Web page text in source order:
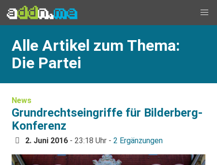
Alle Artikel zum Thema:
Die Partei
News
Grundrechtseingriffe für Bilderberg-
Konferenz
2. Juni 2016 - 23:18 Uhr - 2 Ergänzungen